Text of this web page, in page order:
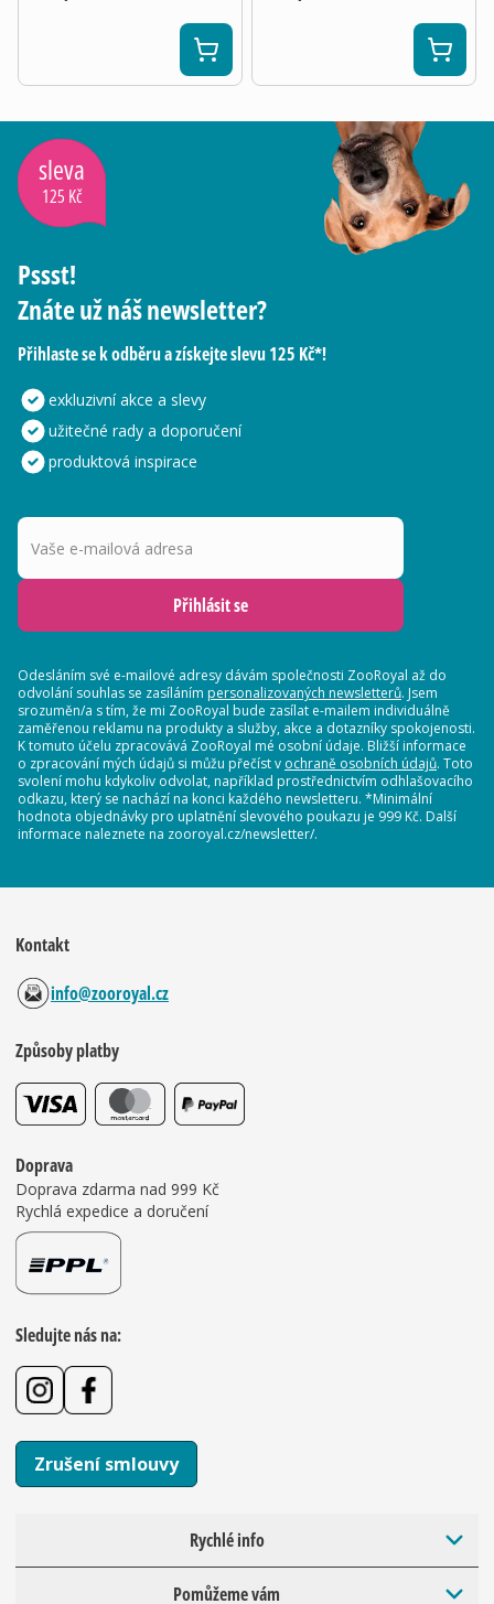
sleva
125 Kč
Pssst!
Znáte už náš newsletter?
Přihlaste se k odběru a získejte slevu 125 Kč*!
exkluzivní akce a slevy
užitečné rady a doporučení
produktová inspirace
Vaše e-mailová adresa
Přihlásit se
Odesláním své e-mailové adresy dávám společnosti ZooRoyal až do
odvolání souhlas se zasíláním personalizovaných newsletterů. Jsem
srozuměn/a s tím, že mi ZooRoyal bude zasílat e-mailem individuálně
zaměřenou reklamu na produkty a služby, akce a dotazníky spokojenosti.
K tomuto účelu zpracovává ZooRoyal mé osobní údaje. Bližší informace
o zpracování mých údajů si můžu přečíst v ochraně osobních údajů. Toto
svolení mohu kdykoliv odvolat, například prostřednictvím odhlašovacího
odkazu, který se nachází na konci každého newsletteru. *Minimální
hodnota objednávky pro uplatnění slevového poukazu je 999 Kč. Další
informace naleznete na zooroyal.cz/newsletter/.
Kontakt
info@zooroyal.cz
Způsoby platby
Doprava
Doprava zdarma nad 999 Kč
Rychlá expedice a doručení
Sledujte nás na:
Zrušení smlouvy
Rychlé info
Pomůžeme vám